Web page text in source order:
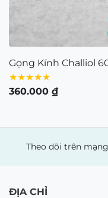
Gọng Kính Challiol
★★★★★
360.000 ₫
Theo dõi trên
ĐỊA CHỈ